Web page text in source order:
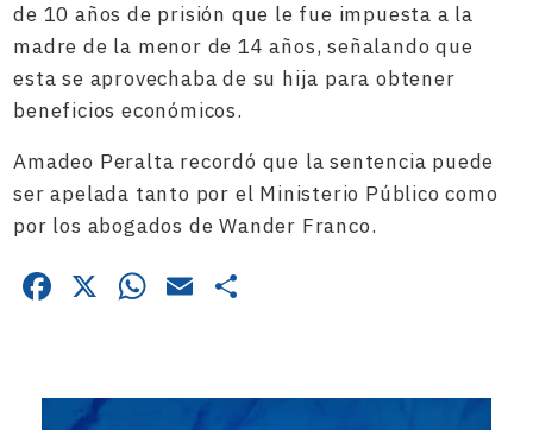
de 10 años de prisión que le fue impuesta a la
madre de la menor de 14 años, señalando que
esta se aprovechaba de su hija para obtener
beneficios económicos.
Amadeo Peralta recordó que la sentencia puede
ser apelada tanto por el Ministerio Público como
por los abogados de Wander Franco.
Facebook
X WhatsApp
Email